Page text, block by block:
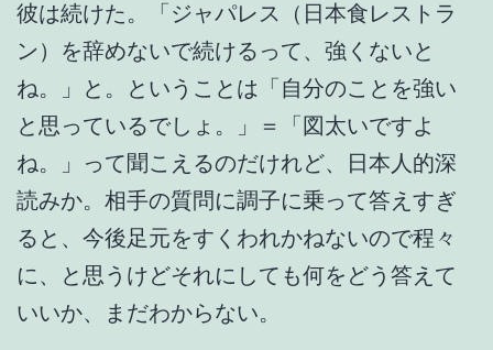
彼は続けた。「ジャパレス（日本食レストラ
ン）を辞めないで続けるって、強くないと
ね。」と。ということは「自分のことを強い
と思っているでしょ。」＝「図太いですよ
ね。」って聞こえるのだけれど、日本人的深
読みか。相手の質問に調子に乗って答えすぎ
ると、今後足元をすくわれかねないので程々
に、と思うけどそれにしても何をどう答えて
いいか、まだわからない。